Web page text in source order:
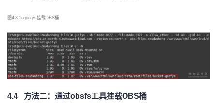
图 4.3.5 goofys挂载OBS桶
4.4 方法二：通过obsfs工具挂载OBS桶